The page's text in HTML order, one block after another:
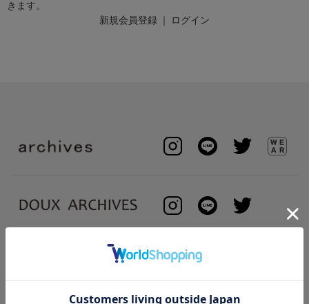
きます。
新規会員登録 ｜ ログイン